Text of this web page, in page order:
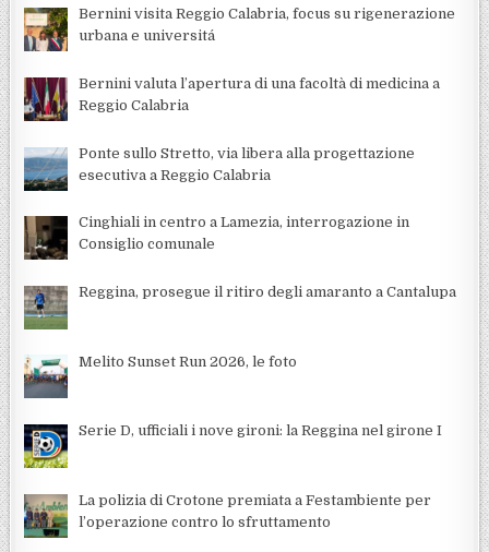
Bernini visita Reggio Calabria, focus su rigenerazione
urbana e universitá
Bernini valuta l’apertura di una facoltà di medicina a
Reggio Calabria
Ponte sullo Stretto, via libera alla progettazione
esecutiva a Reggio Calabria
Cinghiali in centro a Lamezia, interrogazione in
Consiglio comunale
Reggina, prosegue il ritiro degli amaranto a Cantalupa
Melito Sunset Run 2026, le foto
Serie D, ufficiali i nove gironi: la Reggina nel girone I
La polizia di Crotone premiata a Festambiente per
l’operazione contro lo sfruttamento